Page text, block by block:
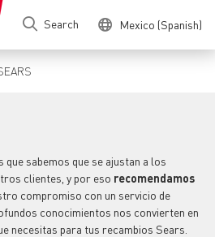
Search Mexico (Spanish)
sabemos que se ajustan a los
clientes, y por eso recomendamos
compromiso con un servicio de
conocimientos nos convierten en
necesitas para tus recambios Sears.